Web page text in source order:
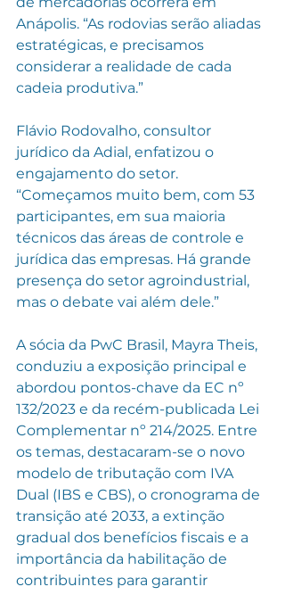
Anápolis. “As rodovias serão aliadas
estratégicas, e precisamos
considerar a realidade de cada
cadeia produtiva.”
Flávio Rodovalho, consultor
jurídico da Adial, enfatizou o
engajamento do setor.
“Começamos muito bem, com 53
participantes, em sua maioria
técnicos das áreas de controle e
jurídica das empresas. Há grande
presença do setor agroindustrial,
mas o debate vai além dele.”
A sócia da PwC Brasil, Mayra Theis,
conduziu a exposição principal e
abordou pontos-chave da EC nº
132/2023 e da recém-publicada Lei
Complementar nº 214/2025. Entre
os temas, destacaram-se o novo
modelo de tributação com IVA
Dual (IBS e CBS), o cronograma de
transição até 2033, a extinção
gradual dos benefícios fiscais e a
importância da habilitação de
contribuintes para garantir